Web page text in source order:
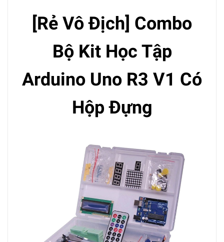
[Rẻ Vô Địch] Combo
Bộ Kit Học Tập
Arduino Uno R3 V1 Có
Hộp Đựng